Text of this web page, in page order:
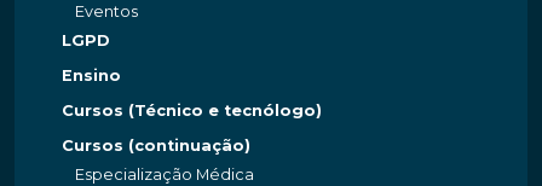
Eventos
LGPD
Ensino
Cursos (Técnico e tecnólogo)
Cursos (continuação)
Especialização Médica